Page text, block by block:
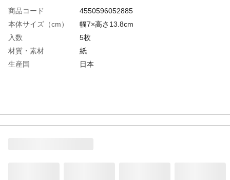
商品コード
4550596052885
本体サイズ（cm）
幅7×高さ13.8cm
入数
5枚
材質・素材
紙
生産国
日本